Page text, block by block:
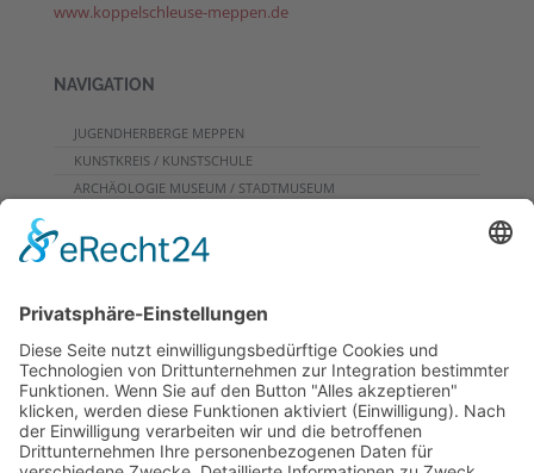
www.koppelschleuse-meppen.de
NAVIGATION
JUGENDHERBERGE MEPPEN
KUNSTKREIS / KUNSTSCHULE
ARCHÄOLOGIE MUSEUM / STADTMUSEUM
PROGRAMME FÜR GRUPPEN
DOWNLOADS
PROGRAMMHEFT
GRUPPENPROGRAMME